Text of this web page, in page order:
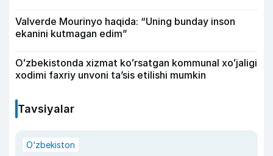
Valverde Mourinyo haqida: “Uning bunday inson
ekanini kutmagan edim”
Oʻzbekistonda xizmat koʻrsatgan kommunal xoʻjaligi
xodimi faxriy unvoni taʼsis etilishi mumkin
Tavsiyalar
O‘zbekiston